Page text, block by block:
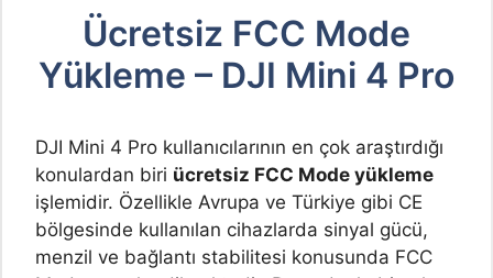
Ücretsiz FCC Mode
Yükleme – DJI Mini 4 Pro
DJI Mini 4 Pro kullanıcılarının en çok araştırdığı
konulardan biri ücretsiz FCC Mode yükleme
işlemidir. Özellikle Avrupa ve Türkiye gibi CE
bölgesinde kullanılan cihazlarda sinyal gücü,
menzil ve bağlantı stabilitesi konusunda FCC